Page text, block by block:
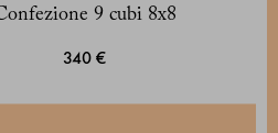
9 cubi 8x8
340 €